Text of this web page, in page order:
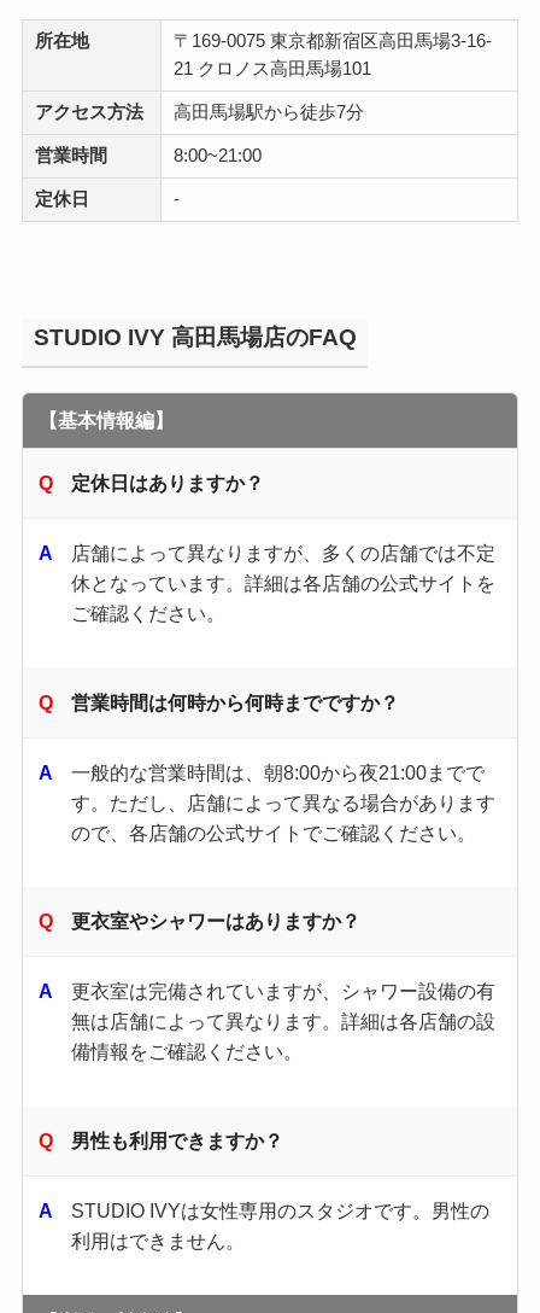
所在地
〒169-0075 東京都新宿区高田馬場3-16-
21 クロノス高田馬場101
アクセス方法 高田馬場駅から徒歩7分
営業時間 8:00~21:00
定休日 -
STUDIO IVY 高田馬場店のFAQ
【基本情報編】
定休日はありますか？
店舗によって異なりますが、多くの店舗では不定
休となっています。​詳細は各店舗の公式サイトを
ご確認ください。​
営業時間は何時から何時までですか？
一般的な営業時間は、朝8:00から夜21:00までで
す。​ただし、店舗によって異なる場合があります
ので、各店舗の公式サイトでご確認ください。​
更衣室やシャワーはありますか？
更衣室は完備されていますが、シャワー設備の有
無は店舗によって異なります。​詳細は各店舗の設
備情報をご確認ください。​
男性も利用できますか？
STUDIO IVYは女性専用のスタジオです。​男性の
利用はできません。​